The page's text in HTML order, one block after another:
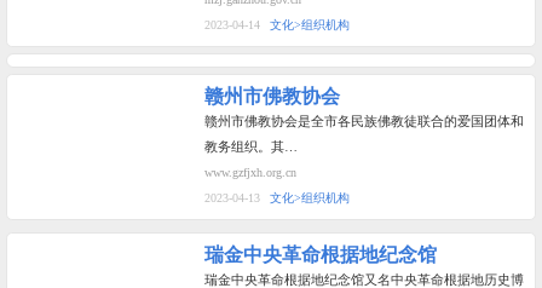
2023-04-14
文化>组织机构
赣州市佛教协会
赣州市佛教协会是全市各民族佛教徒联合的爱国团体和
教务组织。其…
www.gzfjxh.org.cn
2023-04-13
文化>组织机构
瑞金中央革命根据地纪念馆
瑞金中央革命根据地纪念馆又名中央革命根据地历史博